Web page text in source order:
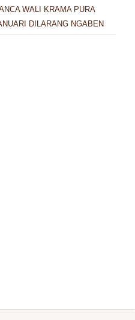
WALI KRAMA PURA
DILARANG NGABEN